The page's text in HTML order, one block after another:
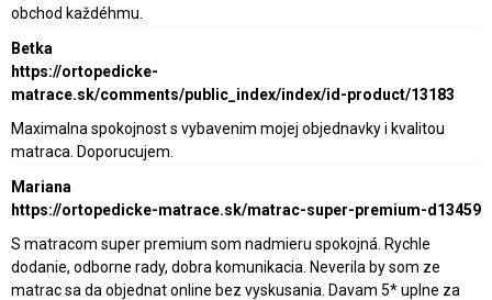
obchod každéhmu.
Betka
https://ortopedicke-
matrace.sk/comments/public_index/index/id-product/13183
Maximalna spokojnost s vybavenim mojej objednavky i kvalitou
matraca. Doporucujem.
Mariana
https://ortopedicke-matrace.sk/matrac-super-premium-d13459
S matracom super premium som nadmieru spokojná. Rychle
dodanie, odborne rady, dobra komunikacia. Neverila by som ze
matrac sa da objednat online bez vyskusania. Davam 5* uplne za